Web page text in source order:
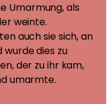
Umarmung, als
weinte.
auch sie sich, an
wurde dies zu
der zu ihr kam,
umarmte.